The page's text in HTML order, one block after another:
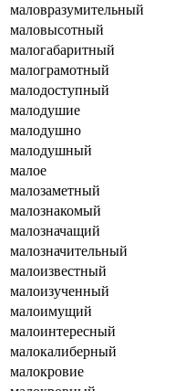
маловразумительный
маловысотный
малогабаритный
малограмотный
малодоступный
малодушие
малодушно
малодушный
малое
малозаметный
малознакомый
малозначащий
малозначительный
малоизвестный
малоизученный
малоимущий
малоинтересный
малокалиберный
малокровие